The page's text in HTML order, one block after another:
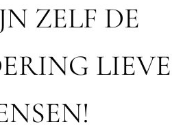
ZELF DE
LIEVE